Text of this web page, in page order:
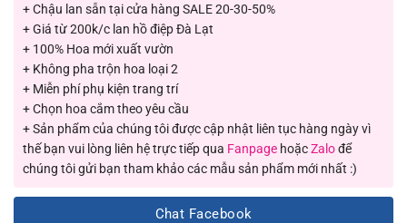
+ Chậu lan sẵn tại cửa hàng SALE 20-30-50%
+ Giá từ 200k/c lan hồ điệp Đà Lạt
+ 100% Hoa mới xuất vườn
+ Không pha trộn hoa loại 2
+ Miễn phí phụ kiện trang trí
+ Chọn hoa cắm theo yêu cầu
+ Sản phẩm của chúng tôi được cập nhật liên tục hàng ngày vì
thế bạn vui lòng liên hệ trực tiếp qua Fanpage hoặcZalođể
chúng tôi gửi bạn tham khảo các mẫu sản phẩm mới nhất :)
Chat Facebook